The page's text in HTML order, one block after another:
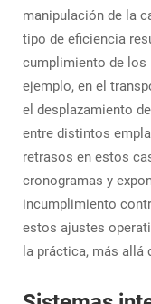
manipulación de la
tipo de eficiencia
cumplimiento de los
ejemplo, en el
el desplazamiento
entre distintos
retrasos en estos
cronogramas y
incumplimiento
estos ajustes
la práctica, más